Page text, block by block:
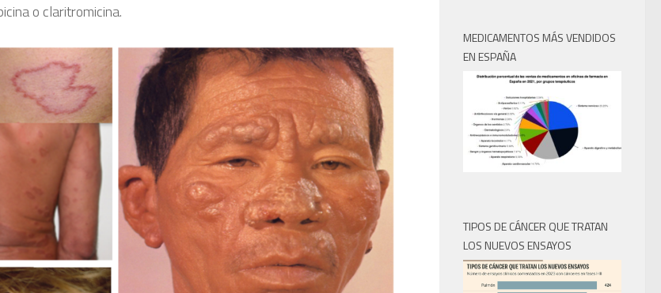
o claritromicina.
MEDICAMENTOS MÁS VENDIDOS
EN ESPAÑA
TIPOS DE CÁNCER QUE TRATAN
LOS NUEVOS ENSAYOS